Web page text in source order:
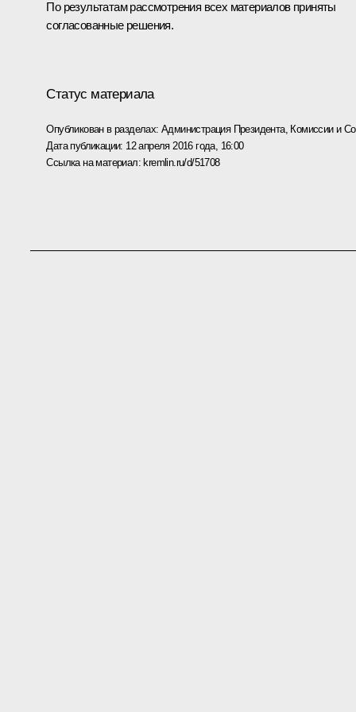
По результатам рассмотрения всех материалов приняты
согласованные решения.
Статус материала
Опубликован в разделах: Администрация Президента, Комиссии и
Дата публикации: 12 апреля 2016 года, 16:00
Ссылка на материал: kremlin.ru/d/51708